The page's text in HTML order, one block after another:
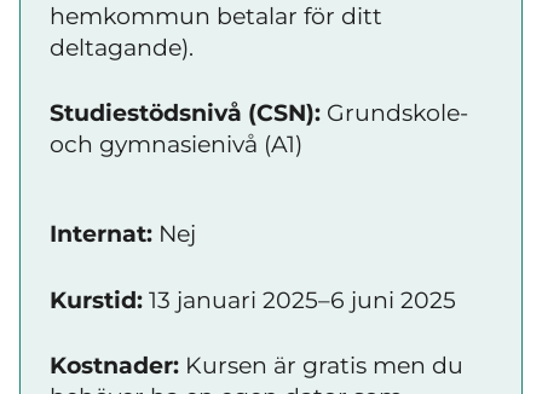
hemkommun betalar för ditt
deltagande).
Studiestödsnivå (CSN): Grundskole-
och gymnasienivå (A1)
Internat: Nej
Kurstid: 13 januari 2025–6 juni 2025
Kostnader: Kursen är gratis men du